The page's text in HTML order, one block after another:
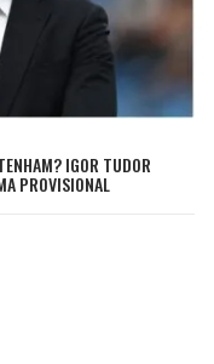
IGOR TUDOR
PROVISIONAL